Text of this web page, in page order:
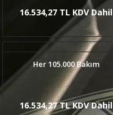
16.534,27 TL KDV Dahil
Her 105.000 Bakım
16.534,27 TL KDV Dahil